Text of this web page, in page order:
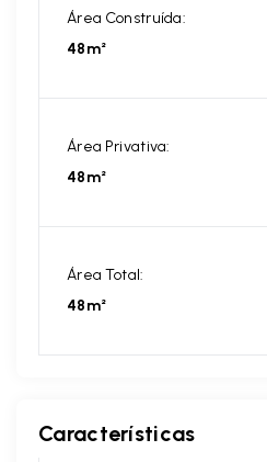
Área Construída:
48m²
Área Privativa:
48m²
Área Total:
48m²
Características